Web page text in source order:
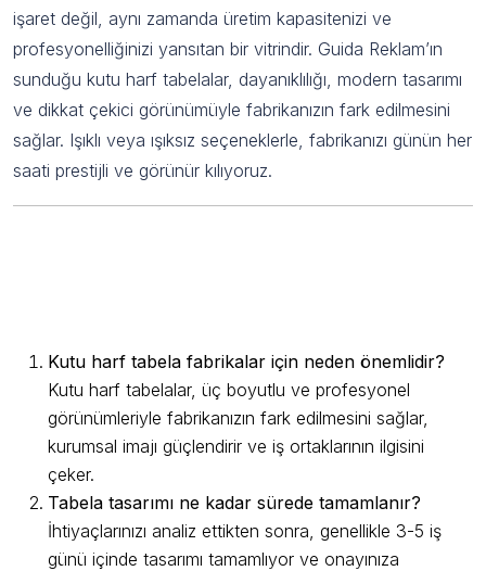
işaret değil, aynı zamanda üretim kapasitenizi ve
profesyonelliğinizi yansıtan bir vitrindir. Guida Reklam’ın
sunduğu kutu harf tabelalar, dayanıklılığı, modern tasarımı
ve dikkat çekici görünümüyle fabrikanızın fark edilmesini
sağlar. Işıklı veya ışıksız seçeneklerle, fabrikanızı günün her
saati prestijli ve görünür kılıyoruz.
Kutu harf tabela fabrikalar için neden önemlidir?
Kutu harf tabelalar, üç boyutlu ve profesyonel
görünümleriyle fabrikanızın fark edilmesini sağlar,
kurumsal imajı güçlendirir ve iş ortaklarının ilgisini
çeker.
Tabela tasarımı ne kadar sürede tamamlanır?
İhtiyaçlarınızı analiz ettikten sonra, genellikle 3-5 iş
günü içinde tasarımı tamamlıyor ve onayınıza